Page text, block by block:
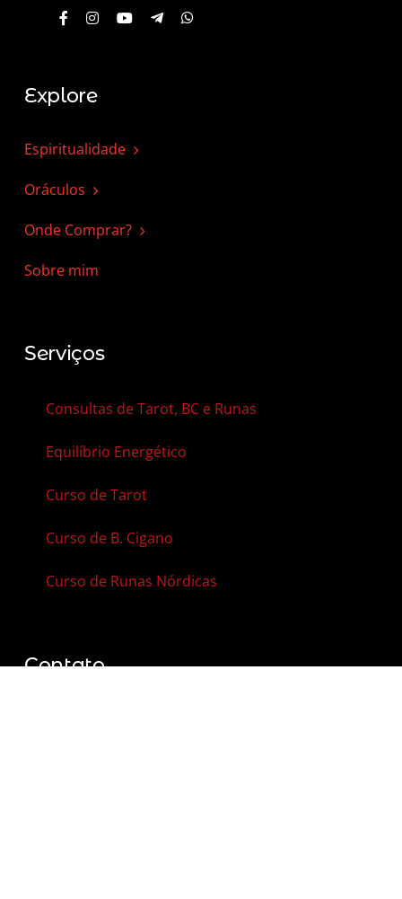
Explore
Espiritualidade
Oráculos
Onde Comprar?
Sobre mim
Serviços
Consultas de Tarot, BC e Runas
Equilíbrio Energético
Curso de Tarot
Curso de B. Cigano
Curso de Runas Nórdicas
Contato